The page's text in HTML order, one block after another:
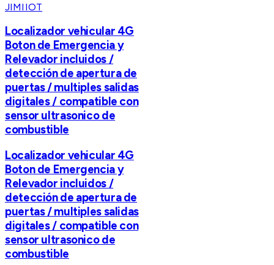
JIMIIOT
Localizador vehicular 4G
Boton de Emergencia y
Relevador incluidos /
detección de apertura de
puertas / multiples salidas
digitales / compatible con
sensor ultrasonico de
combustible
Localizador vehicular 4G
Boton de Emergencia y
Relevador incluidos /
detección de apertura de
puertas / multiples salidas
digitales / compatible con
sensor ultrasonico de
combustible